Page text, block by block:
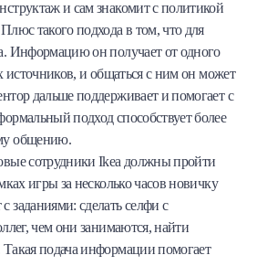
и сам знакомит с политикой
такого подхода в том, что для
Информацию он получает от одного
источников, и общаться с ним он может
дальше поддерживает и помогает с
подход способствует более
общению.
сотрудники Ikea должны пройти
игры за несколько часов новичку
заданиями: сделать селфи с
чем они занимаются, найти
подача информации помогает